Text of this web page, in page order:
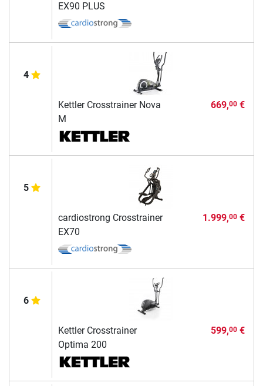
EX90 PLUS
4
Kettler Crosstrainer Nova
M
669,00€
5
cardiostrong Crosstrainer
EX70
1.999,00€
6
Kettler Crosstrainer
Optima 200
599,00€